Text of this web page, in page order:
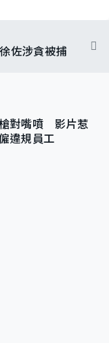
佐涉貪被捕
對嘴噴 影片惹
違規員工